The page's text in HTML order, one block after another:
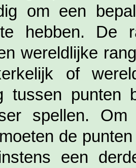
om een
hebben. De
wereldlijke
of
tussen punten
spellen.
de
een